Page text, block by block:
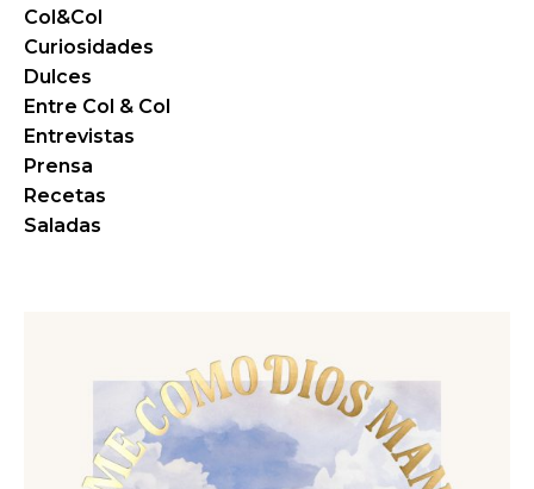
Col&Col
Curiosidades
Dulces
Entre Col & Col
Entrevistas
Prensa
Recetas
Saladas